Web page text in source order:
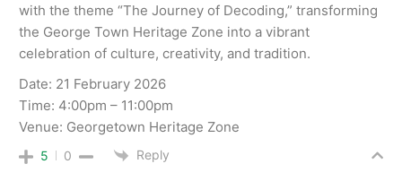
with the theme “The Journey of Decoding,” transforming
the George Town Heritage Zone into a vibrant
celebration of culture, creativity, and tradition.
Date: 21 February 2026
Time: 4:00pm – 11:00pm
Venue: Georgetown Heritage Zone
5 0 Reply